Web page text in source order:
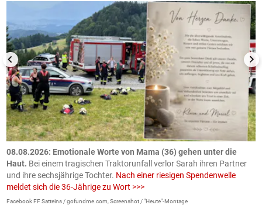
08.08.2026: Emotionale Worte von Mama (36) gehen unter die
Haut. Bei einem tragischen Traktorunfall verlor Sarah ihren Partner
und ihre sechsjährige Tochter. Nach einer riesigen Spendenwelle
meldet sich die 36-Jährige zu Wort >>>
Facebook FF Satteins / gofundme.com, Screenshot / "Heute"-Montage